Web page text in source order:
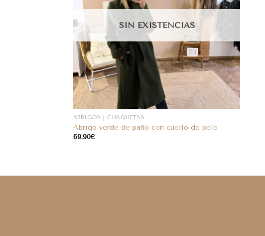
SIN EXISTENCIAS
ABRIGOS | CHAQUETAS
Abrigo verde de paño con cuello de pelo
69.90€